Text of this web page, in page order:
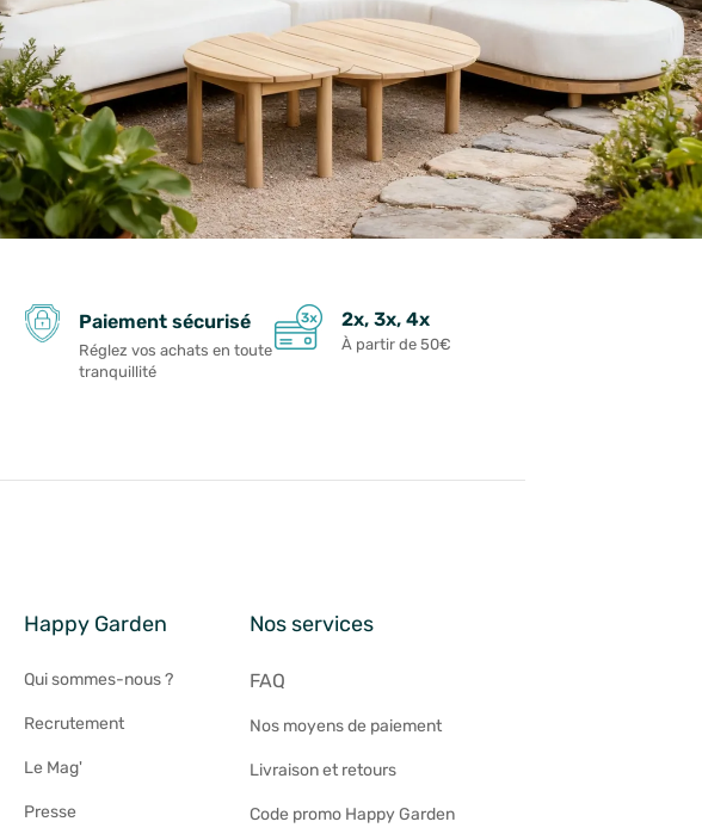
Paiement sécurisé
Réglez vos achats en toute
tranquillité
2x, 3x, 4x
À partir de 50€
Happy Garden
Qui sommes-nous ?
Recrutement
Le Mag'
Presse
Nos services
FAQ
Nos moyens de paiement
Livraison et retours
Code promo Happy Garden